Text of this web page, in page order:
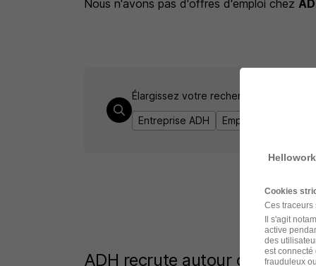
Nous n'avons pas d'offres d'emploi chez
Élargissez votre recherche chez
Entreprise ADH Emploi Charmes
ADH recrute autour de
Cookies
Ces traceurs
Il s'agit
active
des
est connecté
frauduleux